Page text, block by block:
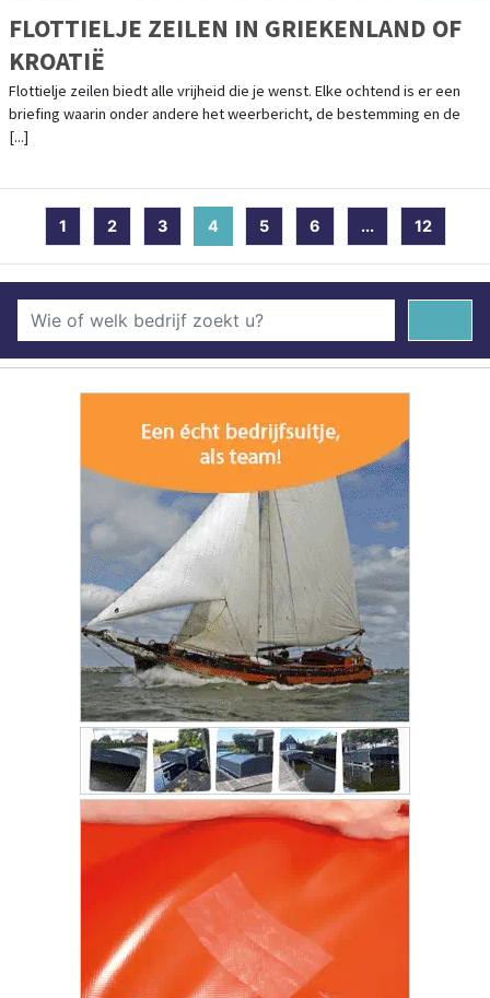
FLOTTIELJE ZEILEN IN GRIEKENLAND OF
KROATIË
Flottielje zeilen biedt alle vrijheid die je wenst. Elke ochtend is er een
briefing waarin onder andere het weerbericht, de bestemming en de
[...]
1 2 3 4 (current)
5 6 ... 12